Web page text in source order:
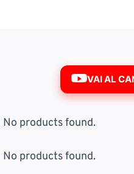
VAI AL
No products found.
No products found.